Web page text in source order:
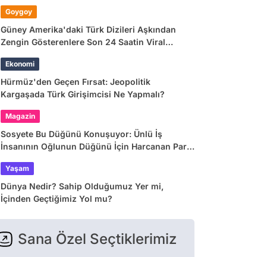
Goygoy
Güney Amerika'daki Türk Dizileri Aşkından
Zengin Gösterenlere Son 24 Saatin Viral
Ekonomi
Hürmüz'den Geçen Fırsat: Jeopolitik
Kargaşada Türk Girişimcisi Ne Yapmalı?
Magazin
Sosyete Bu Düğünü Konuşuyor: Ünlü İş
İnsanının Oğlunun Düğünü İçin Harcanan Para
Yaşam
Dünya Nedir? Sahip Olduğumuz Yer mi,
İçinden Geçtiğimiz Yol mu?
Sana Özel Seçtiklerimiz